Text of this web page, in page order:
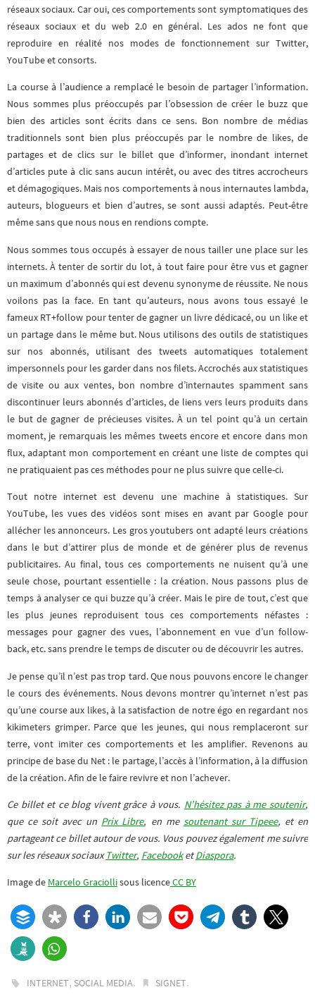
réseaux sociaux. Car oui, ces comportements sont symptomatiques des
réseaux sociaux et du web 2.0 en général. Les ados ne font que
reproduire en réalité nos modes de fonctionnement sur Twitter,
YouTube et consorts.
La course à l’audience a remplacé le besoin de partager l’information.
Nous sommes plus préoccupés par l’obsession de créer le buzz que
bien des articles sont écrits dans ce sens. Bon nombre de médias
traditionnels sont bien plus préoccupés par le nombre de likes, de
partages et de clics sur le billet que d’informer, inondant internet
d’articles pute à clic sans aucun intérêt, ou avec des titres accrocheurs
et démagogiques. Mais nos comportements à nous internautes lambda,
auteurs, blogueurs et bien d’autres, se sont aussi adaptés. Peut-être
même sans que nous nous en rendions compte.
Nous sommes tous occupés à essayer de nous tailler une place sur les
internets. À tenter de sortir du lot, à tout faire pour être vus et gagner
un maximum d’abonnés qui est devenu synonyme de réussite. Ne nous
voilons pas la face. En tant qu’auteurs, nous avons tous essayé le
fameux RT+follow pour tenter de gagner un livre dédicacé, ou un like et
un partage dans le même but. Nous utilisons des outils de statistiques
sur nos abonnés, utilisant des tweets automatiques totalement
impersonnels pour les garder dans nos filets. Accrochés aux statistiques
de visite ou aux ventes, bon nombre d’internautes spamment sans
discontinuer leurs abonnés d’articles, de liens vers leurs produits dans
le but de gagner de précieuses visites. À un tel point qu’à un certain
moment, je remarquais les mêmes tweets encore et encore dans mon
flux, adaptant mon comportement en créant une liste de comptes qui
ne pratiquaient pas ces méthodes pour ne plus suivre que celle-ci.
Tout notre internet est devenu une machine à statistiques. Sur
YouTube, les vues des vidéos sont mises en avant par Google pour
allécher les annonceurs. Les gros youtubers ont adapté leurs créations
dans le but d’attirer plus de monde et de générer plus de revenus
publicitaires. Au final, tous ces comportements ne nuisent qu’à une
seule chose, pourtant essentielle : la création. Nous passons plus de
temps à analyser ce qui buzze qu’à créer. Mais le pire de tout, c’est que
les plus jeunes reproduisent tous ces comportements néfastes :
messages pour gagner des vues, l’abonnement en vue d’un follow-
back, etc. sans prendre le temps de discuter ou de découvrir les autres.
Je pense qu’il n’est pas trop tard. Que nous pouvons encore le changer
le cours des événements. Nous devons montrer qu’internet n’est pas
qu’une course aux likes, à la satisfaction de notre égo en regardant nos
kikimeters grimper. Parce que les jeunes, qui nous remplaceront sur
terre, vont imiter ces comportements et les amplifier. Revenons au
principe de base du Net : le partage, l’accès à l’information, à la diffusion
de la création. Afin de le faire revivre et non l’achever.
Ce billet et ce blog vivent grâce à vous. N’hésitez pas à me soutenir,
que ce soit avec un Prix Libre, en me soutenant sur Tipeee, et en
partageant ce billet autour de vous. Vous pouvez également me suivre
sur les réseaux sociauxTwitter, FacebooketDiaspora.
Image de Marcelo Graciollisous licenceCC BY
INTERNET, SOCIAL MEDIA. SIGNET.